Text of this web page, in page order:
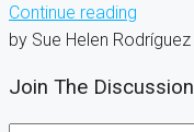
Continue reading
by Sue Helen Rodríguez
Join The Discussion